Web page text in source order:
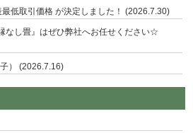
低取引価格 が決定しました！ (2026.7.30)
なし畳』はぜひ弊社へお任せください☆
） (2026.7.16)